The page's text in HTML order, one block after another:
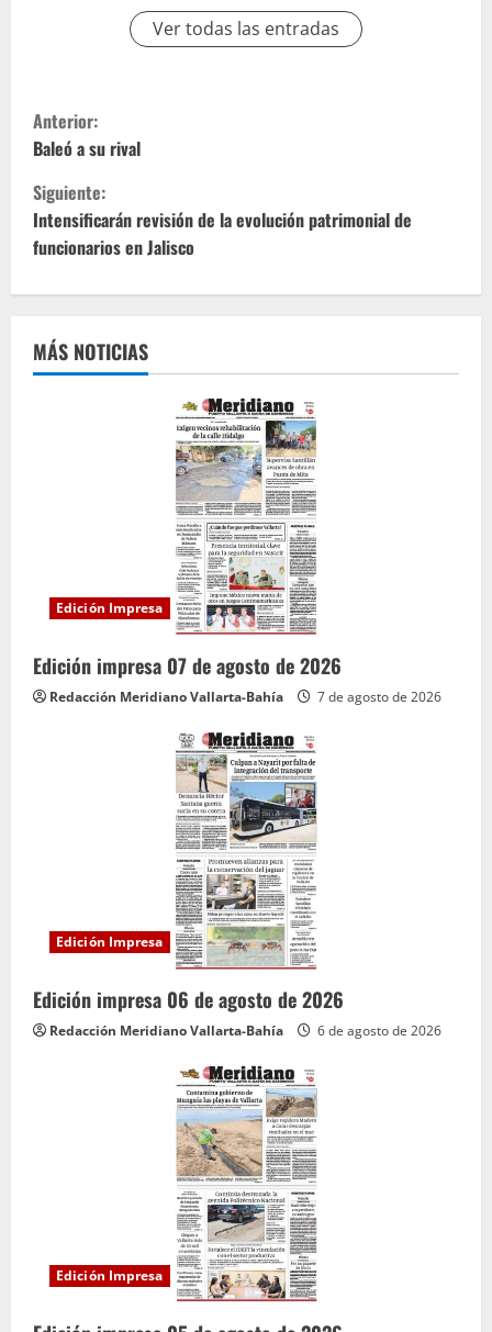
Ver todas las entradas
S
i
g
u
e
l
e
Anterior:
Baleó a su rival
Siguiente:
Intensificarán revisión de la evolución patrimonial de
funcionarios en Jalisco
MÁS NOTICIAS
Edición Impresa
Edición impresa 07 de agosto de 2026
Redacción Meridiano Vallarta-Bahía 7 de agosto de 2026
Edición Impresa
Edición impresa 06 de agosto de 2026
Redacción Meridiano Vallarta-Bahía 6 de agosto de 2026
Edición Impresa